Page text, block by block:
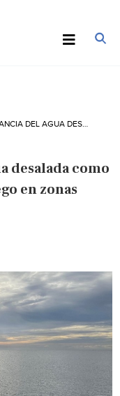
desalada como
en zonas